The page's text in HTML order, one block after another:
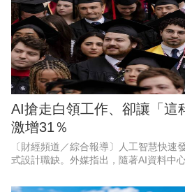
AI搶走白領工作、卻讓「這
激增31％
〔財經頻道／綜合報導〕人工智慧快速
式設計職缺。外媒指出，隨著AI資料中
以目前職缺成長最快的3個